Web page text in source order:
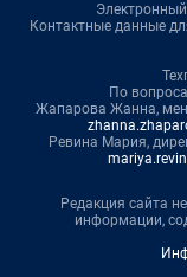
Контактные данные
По
Жапарова Жанна,
Ревина Мария,
Редакция сайта
информации,